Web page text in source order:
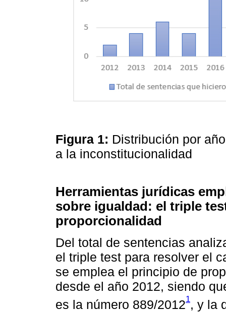
Figura 1: Distribución por
a la inconstitucionalidad
Herramientas jurídicas
sobre igualdad: el triple
proporcionalidad
Del total de sentencias
el triple test para resolver el
se emplea el principio de
desde el año 2012, siendo
es la número 889/20121, y la